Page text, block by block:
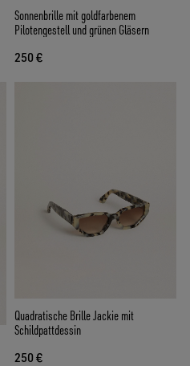
Sonnenbrille mit goldfarbenem
Pilotengestell und grünen Gläsern
250 €
Quadratische Brille Jackie mit
Schildpattdessin
250 €